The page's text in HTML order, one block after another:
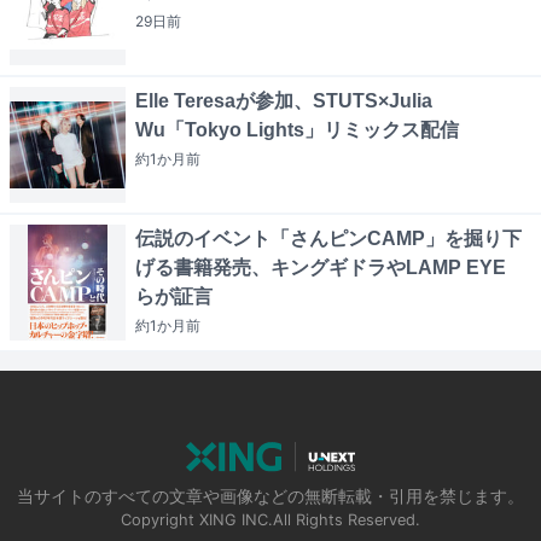
29日前
Elle Teresaが参加、STUTS×Julia
Wu「Tokyo Lights」リミックス配信
約1か月前
伝説のイベント「さんピンCAMP」を掘り下
げる書籍発売、キングギドラやLAMP EYE
らが証言
約1か月前
当サイトのすべての文章や画像などの無断転載・引用を禁じます。
Copyright XING INC.All Rights Reserved.